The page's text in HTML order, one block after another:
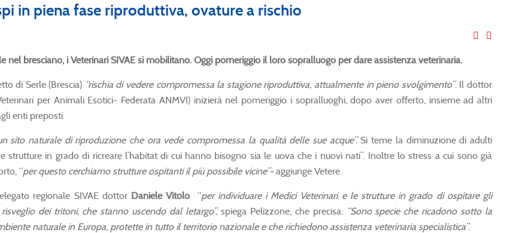
in piena fase riproduttiva, ovature a rischio
bresciano, i Veterinari SIVAE si mobilitano. Oggi pomeriggio il loro sopralluogo per dare assistenza veterinaria.
di Serle (Brescia) “rischia di vedere compromessa la stagione riproduttiva, attualmente in pieno svolgimento”. Il dottor
per Animali Esotici- Federata ANMVI) inizierà nel pomeriggio i sopralluoghi, dopo aver offerto, insieme ad altri
enti preposti.
sito naturale di riproduzione che ora vede compromessa la qualità delle sue acque”.Si teme la diminuzione di adulti
strutture in grado di ricreare l’habitat di cui hanno bisogno sia le uova che i nuovi nati”. Inoltre lo stress a cui sono già
“per questo cerchiamo strutture ospitanti il più possibile vicine”- aggiunge Vetere.
regionale SIVAE dottor Daniele Vitolo “per individuare i Medici Veterinari e le strutture in grado di ospitare gli
dei tritoni, che stanno uscendo dal letargo”,spiega Pelizzone, che precisa: “Sono specie che ricadono sotto la
naturale in Europa, protette in tutto il territorio nazionale e che richiedono assistenza veterinaria specialistica”.